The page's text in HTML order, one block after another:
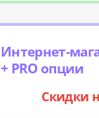
Интернет-
+ PRO опции
Скидки